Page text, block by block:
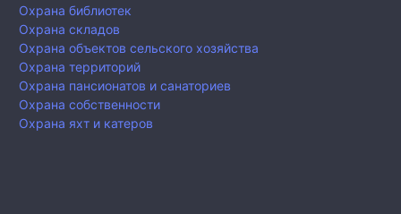
Охрана библиотек
Охрана складов
Охрана объектов сельского хозяйства
Охрана территорий
Охрана пансионатов и санаториев
Охрана собственности
Охрана яхт и катеров